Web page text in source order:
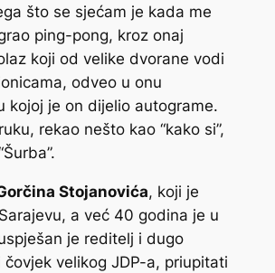
što se sjećam je kada me
ping-pong, kroz onaj
koji od velike dvorane vodi
odveo u onu
kojoj je on dijelio autograme.
rekao nešto kao “kako si”,
Stojanovića, koji je
a već 40 godina je u
je reditelj i dugo
velikog JDP-a, priupitati